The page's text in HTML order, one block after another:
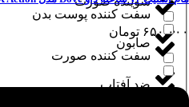
صابون
ضد آفتاب
سفت کننده پوست بدن
سفت کننده صورت
۶۵۰,۰۰۰ تومان